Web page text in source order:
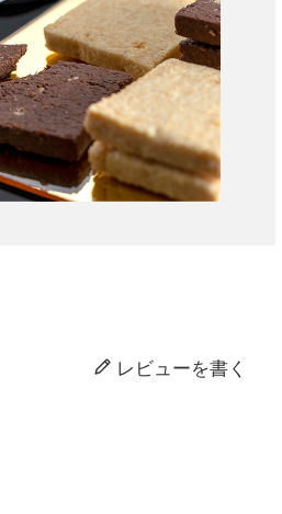
レビューを書く